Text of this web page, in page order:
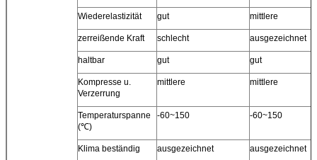
Wiederelastizität gut mittlere
zerreißende Kraft schlecht ausgezeichnet
haltbar gut gut
Kompresse u.
Verzerrung
mittlere mittlere
Temperaturspanne
(℃)
-60~150 -60~150
Klima beständig ausgezeichnet ausgezeichnet